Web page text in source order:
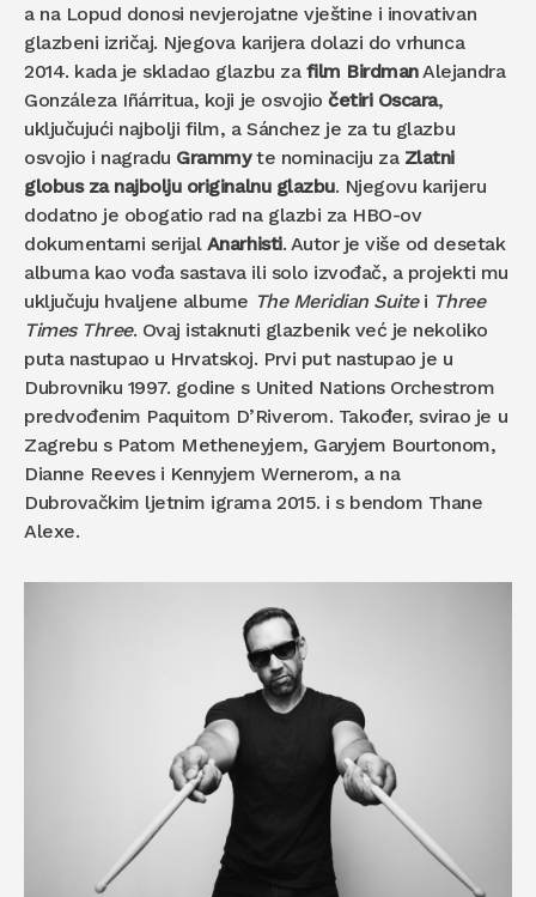
a na Lopud donosi nevjerojatne vještine i inovativan
glazbeni izričaj. Njegova karijera dolazi do vrhunca
2014. kada je skladao glazbu za film BirdmanAlejandra
Gonzáleza Iñárritua, koji je osvojiočetiri Oscara,
uključujući najbolji film, a Sánchez je za tu glazbu
osvojio i nagradu Grammyte nominaciju za Zlatni
globus za najbolju originalnu glazbu. Njegovu karijeru
dodatno je obogatio rad na glazbi za HBO-ov
dokumentarni serijal Anarhisti. Autor je više od desetak
albuma kao vođa sastava ili solo izvođač, a projekti mu
uključuju hvaljene albume The Meridian Suitei Three
Times Three. Ovaj istaknuti glazbenik već je nekoliko
puta nastupao u Hrvatskoj. Prvi put nastupao je u
Dubrovniku 1997. godine s United Nations Orchestrom
predvođenim Paquitom D’Riverom. Također, svirao je u
Zagrebu s Patom Metheneyjem, Garyjem Bourtonom,
Dianne Reeves i Kennyjem Wernerom, a na
Dubrovačkim ljetnim igrama 2015. i s bendom Thane
Alexe.